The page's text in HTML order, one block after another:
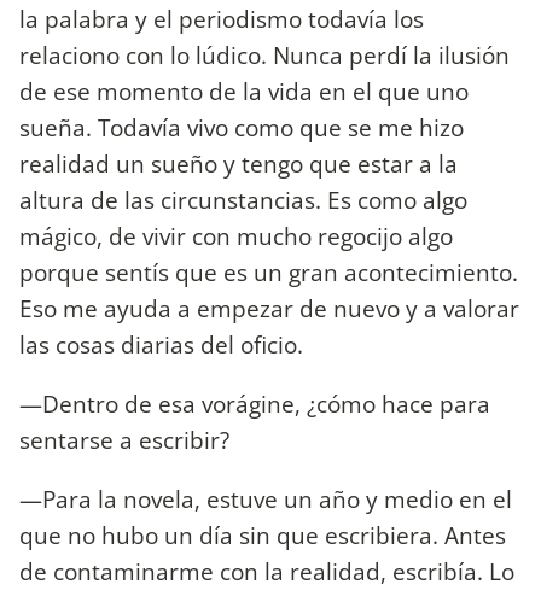
la palabra y el periodismo todavía los
relaciono con lo lúdico. Nunca perdí la ilusión
de ese momento de la vida en el que uno
sueña. Todavía vivo como que se me hizo
realidad un sueño y tengo que estar a la
altura de las circunstancias. Es como algo
mágico, de vivir con mucho regocijo algo
porque sentís que es un gran acontecimiento.
Eso me ayuda a empezar de nuevo y a valorar
las cosas diarias del oficio.
—Dentro de esa vorágine, ¿cómo hace para
sentarse a escribir?
—Para la novela, estuve un año y medio en el
que no hubo un día sin que escribiera. Antes
de contaminarme con la realidad, escribía. Lo